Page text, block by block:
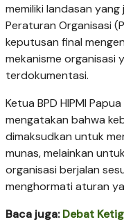
memiliki landasan
Peraturan Organisasi
keputusan final
mekanisme organisasi
terdokumentasi.
Ketua BPD HIPMI
mengatakan bahwa
dimaksudkan untuk
munas, melainkan
organisasi berjalan
menghormati aturan
Baca juga:Debat